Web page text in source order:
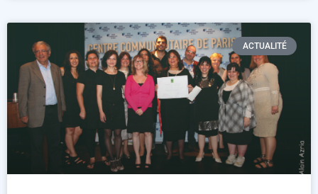
ACTUALITÉ